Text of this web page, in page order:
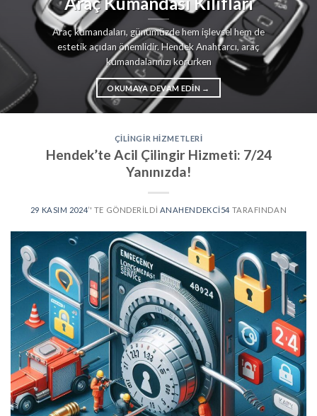
Araç kumandaları, günümüzde hem işlevsel hem de
estetik açıdan önemlidir. Hendek Anahtarcı, araç
kumandalarınızı korurken
OKUMAYA DEVAM EDIN →
ÇILINGIR HIZMETLERI
Hendek’te Acil Çilingir Hizmeti: 7/24
Yanınızda!
29 KASIM 2024’' TE GÖNDERILDI ANAHENDEKCI54 TARAFINDAN